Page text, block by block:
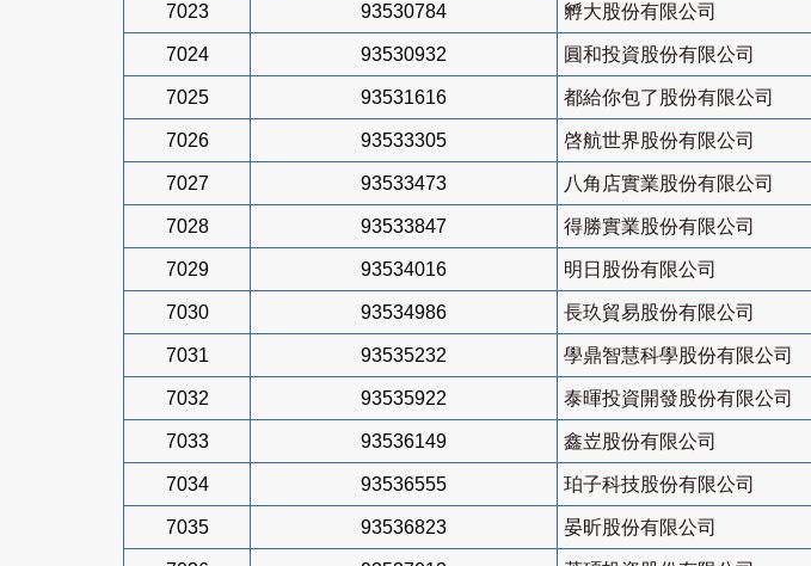
7023 93530784 孵大股份有限公司
7024 93530932 圓和投資股份有限公司
7025 93531616 都給你包了股份有限公司
7026 93533305 啓航世界股份有限公司
7027 93533473 八角店實業股份有限公司
7028 93533847 得勝實業股份有限公司
7029 93534016 明日股份有限公司
7030 93534986 長玖貿易股份有限公司
7031 93535232 學鼎智慧科學股份有限公司
7032 93535922 泰暉投資開發股份有限公司
7033 93536149 鑫岦股份有限公司
7034 93536555 珀子科技股份有限公司
7035 93536823 晏昕股份有限公司